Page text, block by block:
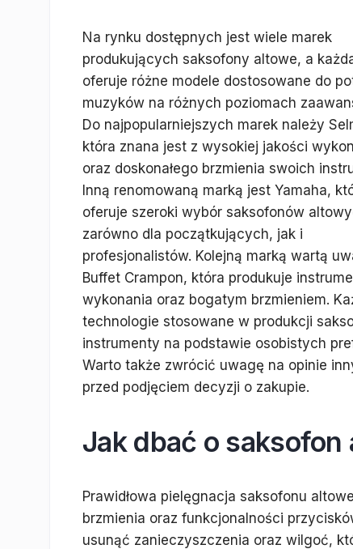
Na rynku dostępnych jest wiele marek
produkujących saksofony altowe, a
oferuje różne modele dostosowane do
muzyków na różnych poziomach
Do najpopularniejszych marek należy
która znana jest z wysokiej jakości
oraz doskonałego brzmienia swoich
Inną renomowaną marką jest Yamaha,
oferuje szeroki wybór saksofonów
zarówno dla początkujących, jak i
profesjonalistów. Kolejną marką wartą
Buffet Crampon, która produkuje
wykonania oraz bogatym brzmieniem.
technologie stosowane w produkcji
instrumenty na podstawie osobistych
Warto także zwrócić uwagę na opinie
przed podjęciem decyzji o zakupie.
Jak dbać o
Prawidłowa pielęgnacja saksofonu
brzmienia oraz funkcjonalności
usunąć zanieczyszczenia oraz wilgoć,